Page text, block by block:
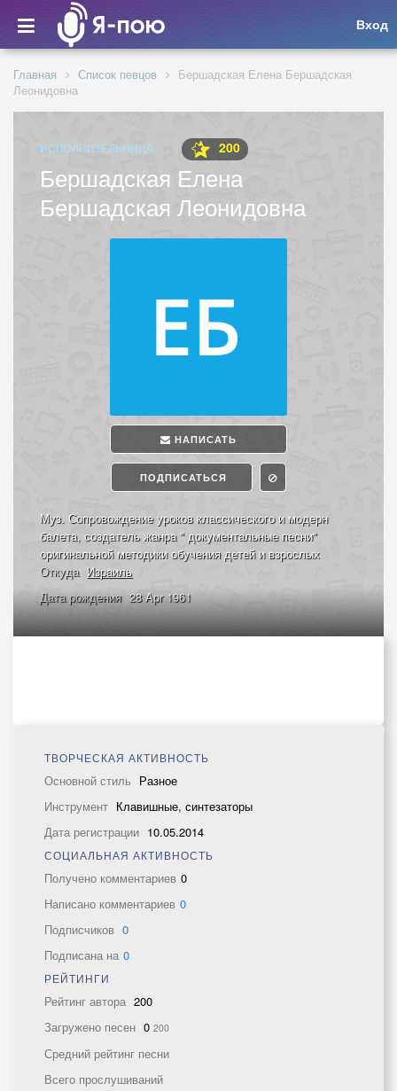
Вход
Главная Список певцов
Бершадская Елена Бершадская
Леонидовна
ИСПОЛНИТЕЛЬНИЦА 200
Бершадская Елена
Бершадская Леонидовна
НАПИСАТЬ
ПОДПИСАТЬСЯ
Муз. Сопровождение уроков классического и модерн
балета, создатель жанра " документальные песни"
оригинальной методики обучения детей и взрослых
Откуда Израиль
Дата рождения 28 Apr 1961
ТВОРЧЕСКАЯ АКТИВНОСТЬ
Основной стиль Разное
Инструмент Клавишные, синтезаторы
Дата регистрации 10.05.2014
СОЦИАЛЬНАЯ АКТИВНОСТЬ
Получено комментариев 0
Написано комментариев 0
Подписчиков 0
Подписана на 0
РЕЙТИНГИ
Рейтинг автора 200
Загружено песен 0 200
Средний рейтинг песни
Всего прослушиваний